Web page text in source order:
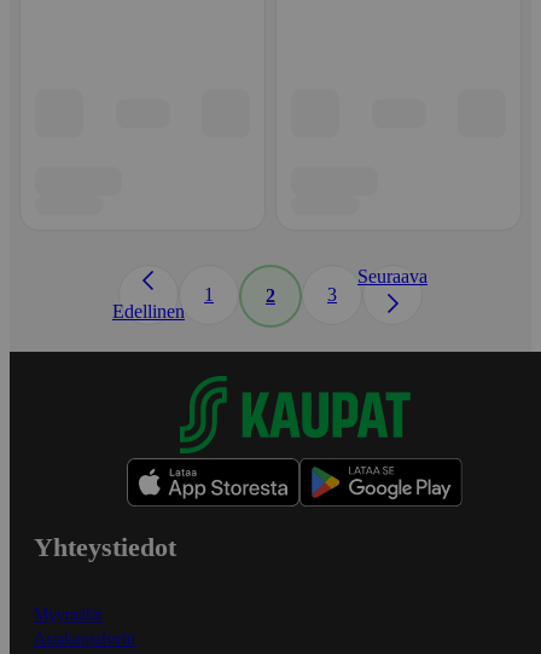
Edellinen
1 2 3
Seuraava
Yhteystiedot
Myymälät
Asiakaspalvelu